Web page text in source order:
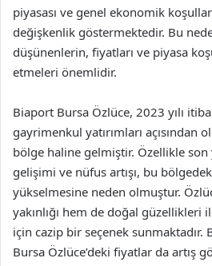
piyasası ve genel ekonomik
değişkenlik göstermektedir. Bu
düşünenlerin, fiyatları ve piyasa
etmeleri önemlidir.
Biaport Bursa Özlüce, 2023 yılı
gayrimenkul yatırımları açısından
bölge haline gelmiştir. Özellikle son
gelişimi ve nüfus artışı, bu
yükselmesine neden olmuştur.
yakınlığı hem de doğal güzellikleri
için cazip bir seçenek sunmaktadır.
Bursa Özlüce’deki fiyatlar da artış